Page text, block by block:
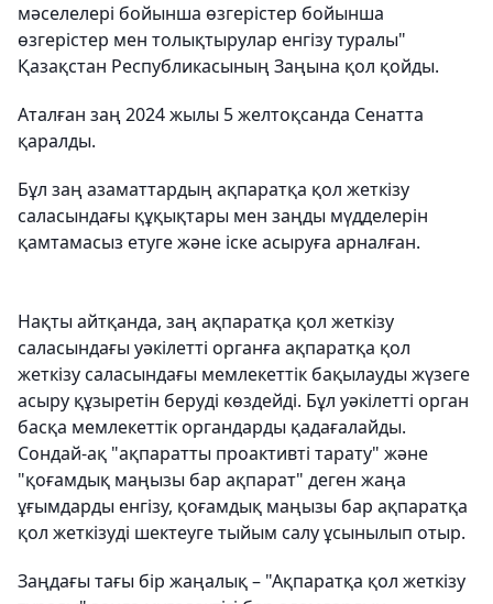
мәселелері бойынша өзгерістер бойынша
өзгерістер мен толықтырулар енгізу туралы"
Қазақстан Республикасының Заңына қол қойды.
Аталған заң 2024 жылы 5 желтоқсанда Сенатта
қаралды.
Бұл заң азаматтардың ақпаратқа қол жеткізу
саласындағы құқықтары мен заңды мүдделерін
қамтамасыз етуге және іске асыруға арналған.
Нақты айтқанда, заң ақпаратқа қол жеткізу
саласындағы уәкілетті органға ақпаратқа қол
жеткізу саласындағы мемлекеттік бақылауды жүзеге
асыру құзыретін беруді көздейді. Бұл уәкілетті орган
басқа мемлекеттік органдарды қадағалайды.
Сондай-ақ "ақпаратты проактивті тарату" және
"қоғамдық маңызы бар ақпарат" деген жаңа
ұғымдарды енгізу, қоғамдық маңызы бар ақпаратқа
қол жеткізуді шектеуге тыйым салу ұсынылып отыр.
Заңдағы тағы бір жаңалық – "Ақпаратқа қол жеткізу